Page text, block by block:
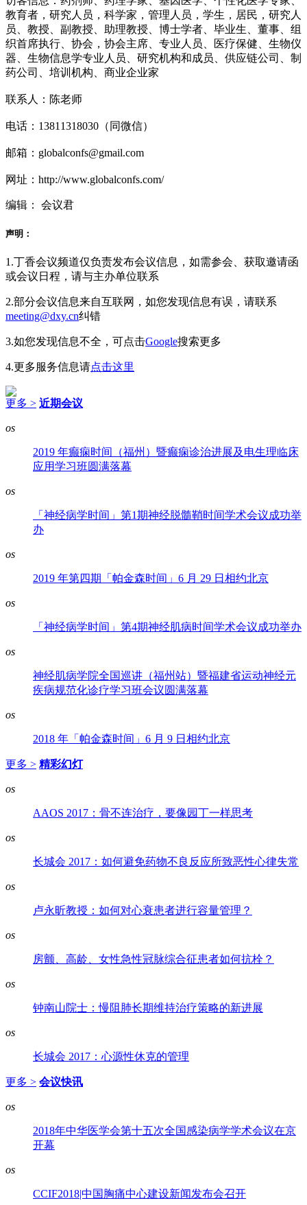
教育者，研究人员，科学家，管理人员，学生，居民，研究人
员、教授、副教授、助理教授、博士学者、毕业生、董事、组
织首席执行、协会，协会主席、专业人员、医疗保健、生物仪
器、生物信息学专业人员、研究机构和成员、供应链公司、制
药公司、培训机构、商业企业家
联系人：陈老师
电话：13811318030（同微信）
邮箱：globalconfs@gmail.com
网址：http://www.globalconfs.com/
编辑： 会议君
声明：
1.丁香会议频道仅负责发布会议信息，如需参会、获取邀请函
或会议日程，请与主办单位联系
2.部分会议信息来自互联网，如您发现信息有误，请联系
meeting@dxy.cn纠错
3.如您发现信息不全，可点击Google搜索更多
4.更多服务信息请点击这里
更多 > 近期会议
os
2019 年癫痫时间（福州）暨癫痫诊治进展及电生理临床
应用学习班圆满落幕
os
「神经病学时间」第1期神经脱髓鞘时间学术会议成功举
办
os
2019 年第四期「帕金森时间」6 月 29 日相约北京
os
「神经病学时间」第4期神经肌病时间学术会议成功举办
os
神经肌病学院全国巡讲（福州站）暨福建省运动神经元
疾病规范化诊疗学习班会议圆满落幕
os
2018 年「帕金森时间」6 月 9 日相约北京
更多 > 精彩幻灯
os
AAOS 2017：骨不连治疗，要像园丁一样思考
os
长城会 2017：如何避免药物不良反应所致恶性心律失常
os
卢永昕教授：如何对心衰患者进行容量管理？
os
房颤、高龄、女性急性冠脉综合征患者如何抗栓？
os
钟南山院士：慢阻肺长期维持治疗策略的新进展
os
长城会 2017：心源性休克的管理
更多 > 会议快讯
os
2018年中华医学会第十五次全国感染病学学术会议在京
开幕
os
CCIF2018|中国胸痛中心建设新闻发布会召开